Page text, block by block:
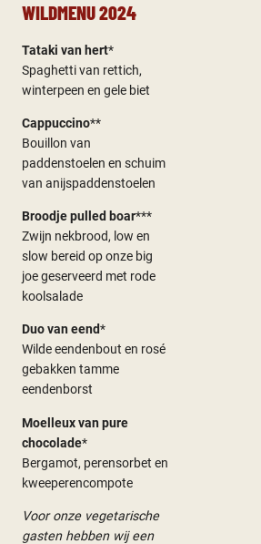
WILDMENU 2024
Tataki van hert*
Spaghetti van rettich,
winterpeen en gele biet
Cappuccino**
Bouillon van
paddenstoelen en schuim
van anijspaddenstoelen
Broodje pulled boar***
Zwijn nekbrood, low en
slow bereid op onze big
joe geserveerd met rode
koolsalade
Duo van eend*
Wilde eendenbout en rosé
gebakken tamme
eendenborst
Moelleux van pure
chocolade*
Bergamot, perensorbet en
kweeperencompote
Voor onze vegetarische
gasten hebben wij een